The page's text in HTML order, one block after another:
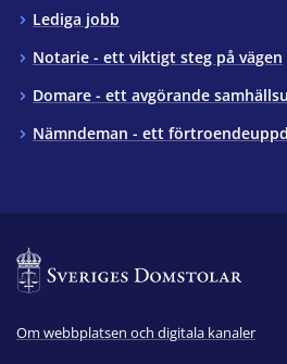
Lediga jobb
Notarie - ett viktigt steg på vägen
Domare - ett avgörande
Nämndeman - ett
Om webbplatsen och digitala kanaler